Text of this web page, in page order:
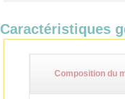
Caractéristiques
Composition du